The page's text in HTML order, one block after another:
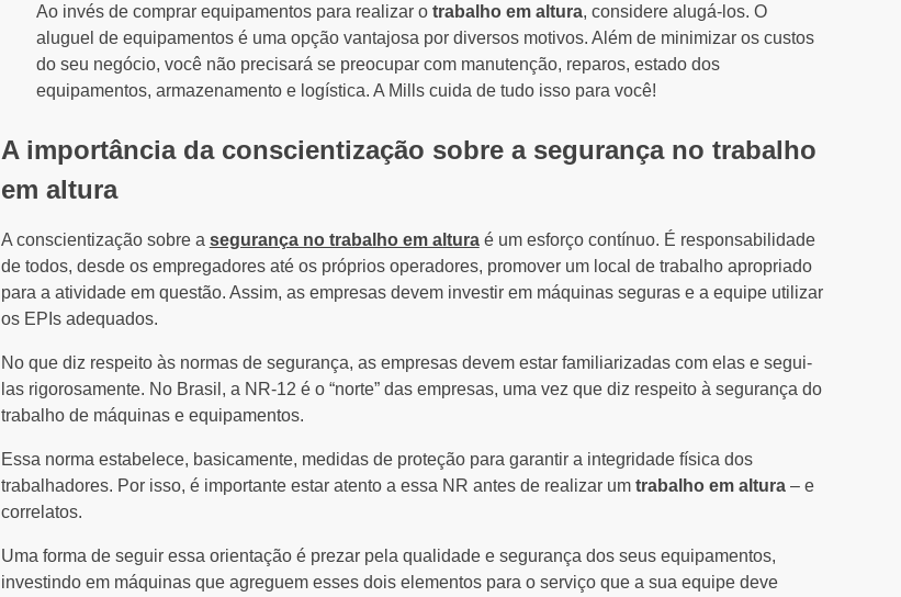
Ao invés de comprar equipamentos para realizar o trabalho em altura, considere alugá-los. O
aluguel de equipamentos é uma opção vantajosa por diversos motivos. Além de minimizar os custos
do seu negócio, você não precisará se preocupar com manutenção, reparos, estado dos
equipamentos, armazenamento e logística. A Mills cuida de tudo isso para você!
A importância da conscientização sobre a segurança no trabalho
em altura
A conscientização sobre a segurança no trabalho em alturaé um esforço contínuo. É responsabilidade
de todos, desde os empregadores até os próprios operadores, promover um local de trabalho apropriado
para a atividade em questão. Assim, as empresas devem investir em máquinas seguras e a equipe utilizar
os EPIs adequados.
No que diz respeito às normas de segurança, as empresas devem estar familiarizadas com elas e segui-
las rigorosamente. No Brasil, a NR-12 é o “norte” das empresas, uma vez que diz respeito à segurança do
trabalho de máquinas e equipamentos.
Essa norma estabelece, basicamente, medidas de proteção para garantir a integridade física dos
trabalhadores. Por isso, é importante estar atento a essa NR antes de realizar um trabalho em altura– e
correlatos.
Uma forma de seguir essa orientação é prezar pela qualidade e segurança dos seus equipamentos,
investindo em máquinas que agreguem esses dois elementos para o serviço que a sua equipe deve